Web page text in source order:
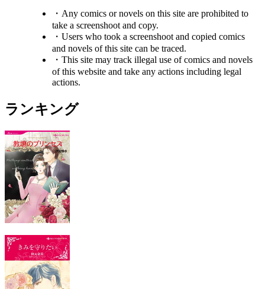
・Any comics or novels on this site are prohibited to
take a screenshoot and copy.
・Users who took a screenshoot and copied comics
and novels of this site can be traced.
・This site may track illegal use of comics and novels
of this website and take any actions including legal
actions.
ランキング